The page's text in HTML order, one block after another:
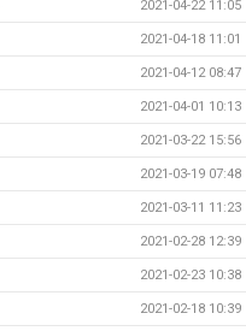
2021-04-22 11:05
2021-04-18 11:01
2021-04-12 08:47
2021-04-01 10:13
2021-03-22 15:56
2021-03-19 07:48
2021-03-11 11:23
2021-02-28 12:39
2021-02-23 10:38
2021-02-18 10:39